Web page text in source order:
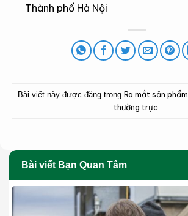
Thành phố Hà Nội
Bài viết này được đăng trong Ra mắt sản phẩm
thường trực
Bài viết Bạn Quan Tâm